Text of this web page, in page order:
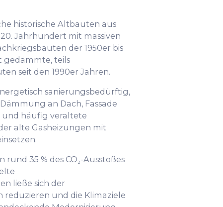
historische Altbauten aus
Jahrhundert mit massiven
der 1950er bis
gedämmte, teils
seit den 1990er Jahren.
sanierungsbedürftig,
an Dach, Fassade
häufig veraltete
alte Gasheizungen mit
35 % des CO₂-Ausstoßes
ließe sich der
reduzieren und die Klimaziele